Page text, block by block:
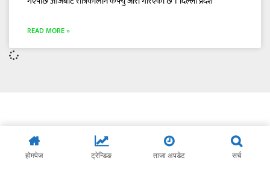
READ MORE »
होमपेज ट्रेन्डिङ ताजा अपडेट सर्च